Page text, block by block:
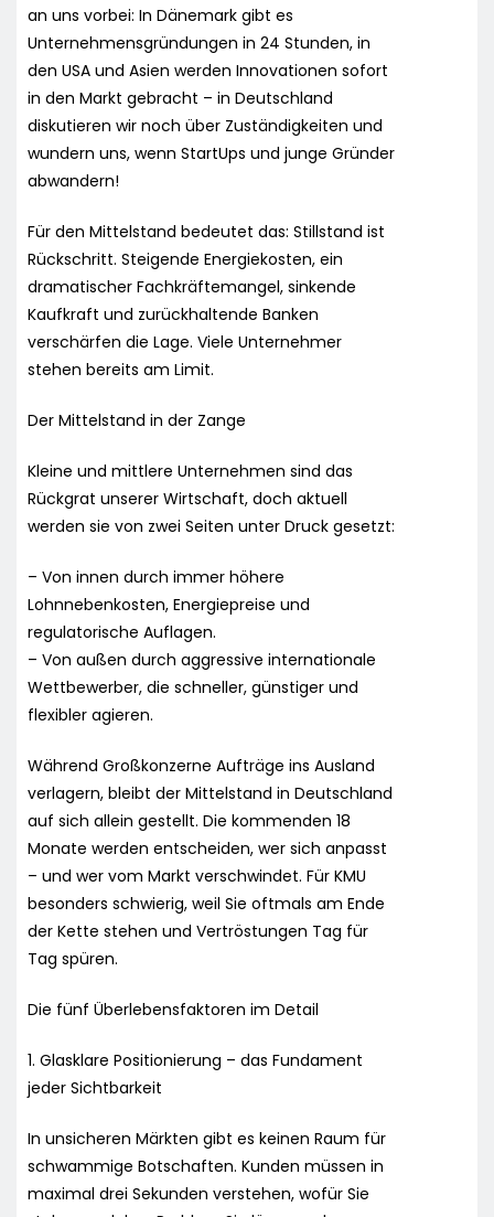
an uns vorbei: In Dänemark gibt es
Unternehmensgründungen in 24 Stunden, in
den USA und Asien werden Innovationen sofort
in den Markt gebracht – in Deutschland
diskutieren wir noch über Zuständigkeiten und
wundern uns, wenn StartUps und junge Gründer
abwandern!
Für den Mittelstand bedeutet das: Stillstand ist
Rückschritt. Steigende Energiekosten, ein
dramatischer Fachkräftemangel, sinkende
Kaufkraft und zurückhaltende Banken
verschärfen die Lage. Viele Unternehmer
stehen bereits am Limit.
Der Mittelstand in der Zange
Kleine und mittlere Unternehmen sind das
Rückgrat unserer Wirtschaft, doch aktuell
werden sie von zwei Seiten unter Druck gesetzt:
– Von innen durch immer höhere
Lohnnebenkosten, Energiepreise und
regulatorische Auflagen.
– Von außen durch aggressive internationale
Wettbewerber, die schneller, günstiger und
flexibler agieren.
Während Großkonzerne Aufträge ins Ausland
verlagern, bleibt der Mittelstand in Deutschland
auf sich allein gestellt. Die kommenden 18
Monate werden entscheiden, wer sich anpasst
– und wer vom Markt verschwindet. Für KMU
besonders schwierig, weil Sie oftmals am Ende
der Kette stehen und Vertröstungen Tag für
Tag spüren.
Die fünf Überlebensfaktoren im Detail
1. Glasklare Positionierung – das Fundament
jeder Sichtbarkeit
In unsicheren Märkten gibt es keinen Raum für
schwammige Botschaften. Kunden müssen in
maximal drei Sekunden verstehen, wofür Sie